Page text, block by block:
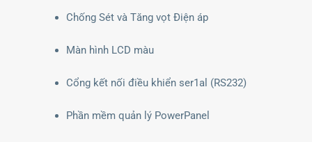
Chống Sét và Tăng vọt Điện áp
Màn hình LCD màu
Cổng kết nối điều khiển ser1al (RS232)
Phần mềm quản lý PowerPanel